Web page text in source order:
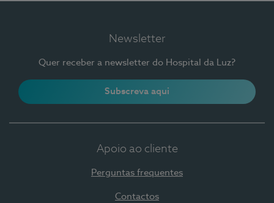
Newsletter
Quer receber a newsletter do Hospital da Luz?
Subscreva aqui
Apoio ao cliente
Perguntas frequentes
Contactos